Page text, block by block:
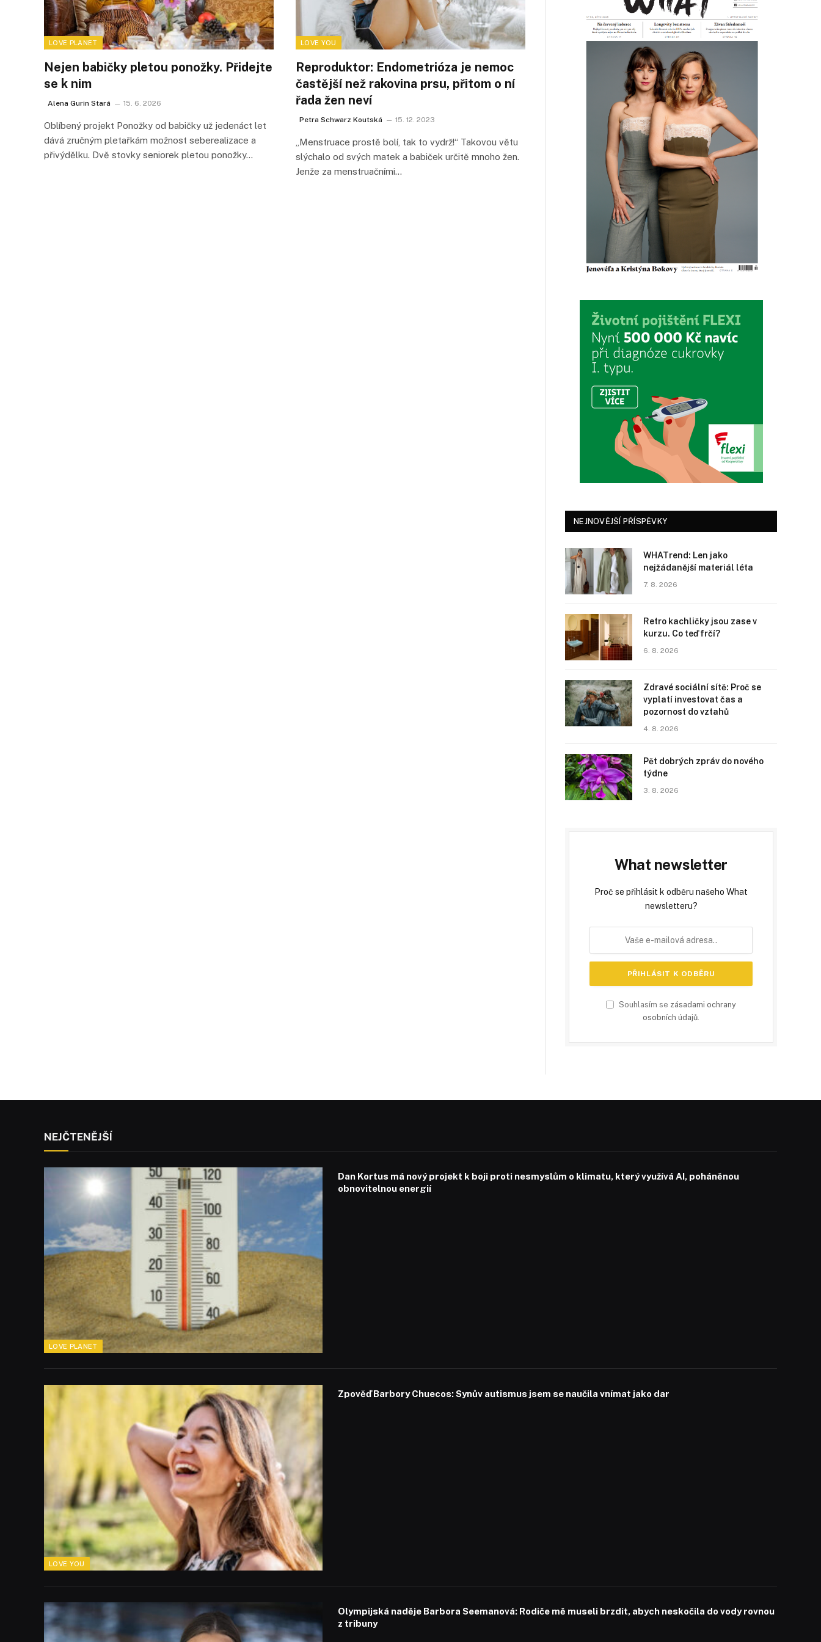
LOVE PLANET
Nejen babičky pletou ponožky. Přidejte
se k nim
Alena Gurin Stará 15. 6. 2026
Oblíbený projekt Ponožky od babičky už jedenáct let
dává zručným pletařkám možnost seberealizace a
přivýdělku. Dvě stovky seniorek pletou ponožky…
LOVE YOU
Reproduktor: Endometrióza je nemoc
častější než rakovina prsu, přitom o ní
řada žen neví
Petra Schwarz Koutská 15. 12. 2023
„Menstruace prostě bolí, tak to vydrž!“ Takovou větu
slýchalo od svých matek a babiček určitě mnoho žen.
Jenže za menstruačními…
NEJNOVĚJŠÍ PŘÍSPĚVKY
WHATrend: Len jako
nejžádanější materiál léta
7. 8. 2026
Retro kachličky jsou zase v
kurzu. Co teď frčí?
6. 8. 2026
Zdravé sociální sítě: Proč se
vyplatí investovat čas a
pozornost do vztahů
4. 8. 2026
Pět dobrých zpráv do nového
týdne
3. 8. 2026
What newsletter
Proč se přihlásit k odběru našeho What
newsletteru?
Souhlasím se zásadami ochrany
osobních údajů
NEJČTENĚJŠÍ
LOVE PLANET
Dan Kortus má nový projekt k boji proti nesmyslům o klimatu, který využívá AI, poháněnou
obnovitelnou energií
LOVE YOU
Zpověď Barbory Chuecos: Synův autismus jsem se naučila vnímat jako dar
Olympijská naděje Barbora Seemanová: Rodiče mě museli brzdit, abych neskočila do vody rovnou
z tribuny